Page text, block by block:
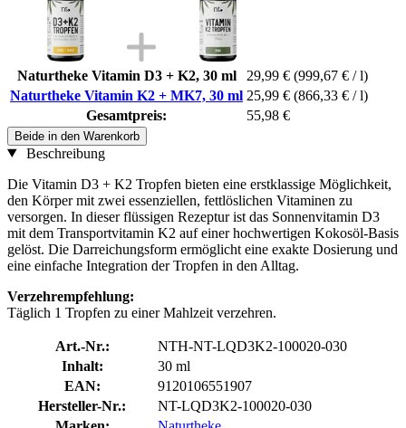
Naturtheke Vitamin D3 + K2, 30 ml 29,99 € (999,67 € / l)
Naturtheke Vitamin K2 + MK7, 30 ml 25,99 € (866,33 € / l)
Gesamtpreis:
55,98 €
Beide in den Warenkorb
Beschreibung
Die Vitamin D3 + K2 Tropfen bieten eine erstklassige Möglichkeit,
den Körper mit zwei essenziellen, fettlöslichen Vitaminen zu
versorgen. In dieser flüssigen Rezeptur ist das Sonnenvitamin D3
mit dem Transportvitamin K2 auf einer hochwertigen Kokosöl-Basis
gelöst. Die Darreichungsform ermöglicht eine exakte Dosierung und
eine einfache Integration der Tropfen in den Alltag.
Verzehrempfehlung:
Täglich 1 Tropfen zu einer Mahlzeit verzehren.
Art.-Nr.:
NTH-NT-LQD3K2-100020-030
Inhalt:
30 ml
EAN:
9120106551907
Hersteller-Nr.:
NT-LQD3K2-100020-030